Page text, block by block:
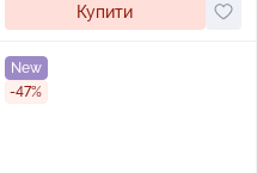
Купити
New
-47%